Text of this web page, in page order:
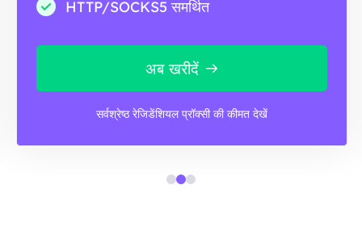
HTTP/SOCKS5 समर्थित
अब खरीदें
सर्वश्रेष्ठ रेजिडेंशियल प्रॉक्सी की कीमत देखें